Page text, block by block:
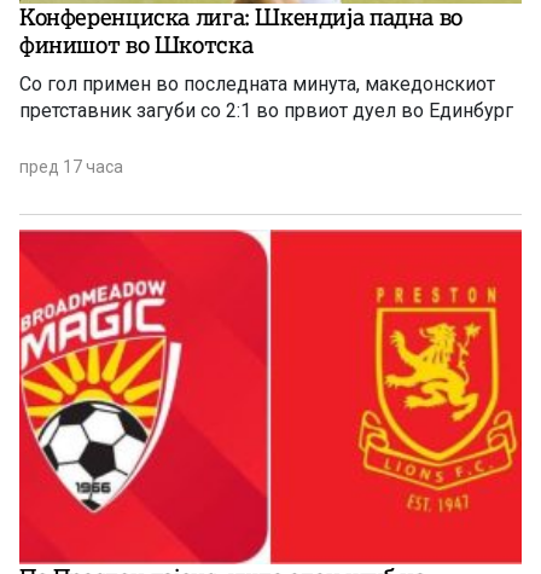
Конференциска лига: Шкендија падна во
финишот во Шкотска
Со гол примен во последната минута, македонскиот
претставник загуби со 2:1 во првиот дуел во Единбург
пред 17 часа